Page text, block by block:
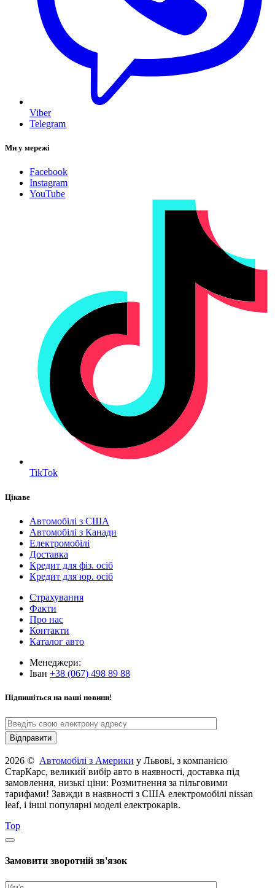
Viber
Telegram
Ми у мережі
Facebook
Instagram
YouTube
TikTok
Цікаве
Автомобілі з США
Автомобілі з Канади
Електромобілі
Доставка
Кредит для фіз. осіб
Кредит для юр. осіб
Страхування
Факти
Про нас
Контакти
Каталог авто
Менеджери:
Іван +38 (067) 498 89 88
Підпишіться на наші новини!
2026 © Автомобілі з Америки у Львові, з компанією
СтарКарс, великий вибір авто в наявності, доставка під
замовлення, низькі ціни: Розмитнення за пільговими
тарифами! Завжди в наявності з США електромобілі nissan
leaf, і інші популярні моделі електрокарів.
Top
Замовити зворотній зв'язок